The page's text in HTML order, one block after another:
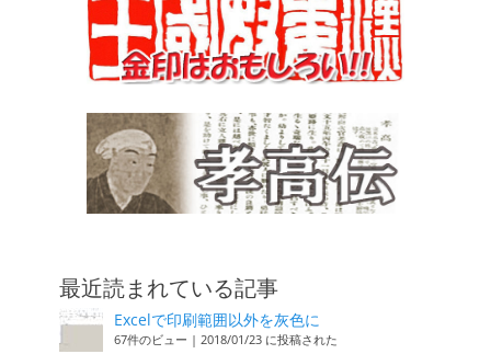
最近読まれている記事
Excelで印刷範囲以外を灰色に
67件のビュー | 2018/01/23 に投稿された